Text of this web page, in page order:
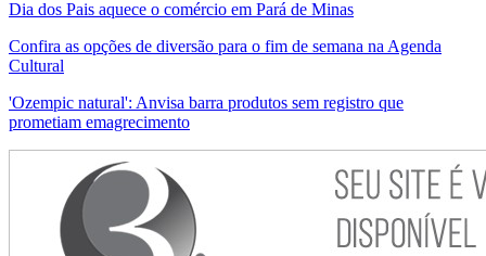
Dia dos Pais aquece o comércio em Pará de Minas
Confira as opções de diversão para o fim de semana na Agenda
Cultural
'Ozempic natural': Anvisa barra produtos sem registro que
prometiam emagrecimento